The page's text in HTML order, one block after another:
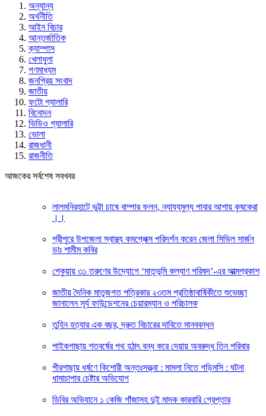
অন্যান্য
অর্থনীতি
আইন বিচার
আন্তর্জাতিক
ক্যাম্পাস
খেলাধুলা
গণমাধ্যম
জনপ্রিয় সংবাদ
জাতীয়
ফটো গ্যালারি
বিনোদন
ভিডিও গ্যালারি
ভোলা
রাজধানী
রাজনীতি
আজকের সর্বশেষ সবখবর
লালমনিরহাটে ভুট্টা চাষে বাম্পার ফলন, ন্যায্যমুল্য পাবার আশায় কৃষকেরা
।।
শ্রীপুরে উপজেলা স্বাস্থ্য কমপ্লেক্স পরিদর্শন করেন জেলা সিভিল সার্জন
ডাঃ শামীম কবির
পেকুয়ায় ৩১ তরুণের উদ্যোগে ‘মাতৃভূমি কল্যাণ পরিষদ’-এর আত্মপ্রকাশ
জাতীয় দৈনিক মাতৃজগত পত্রিকার ২৩তম প্রতিষ্ঠাবার্ষিকীতে শুভেচ্ছা
জানালেন সূর্য ফাউন্ডেশনের চেয়ারম্যান ও পরিচালক
তুহিন হত্যার এক বছর, দ্রুত বিচারের দাবিতে মানববন্ধন
পাইকগাছায় শতবর্ষের পথ হঠাৎ বন্ধ করে দেয়ায় অবরুদ্ধ তিন পরিবার
পীরগাছায় ধর্ষণে কিশোরী অন্তঃসত্ত্বা : মামলা নিতে গড়িমসি : ঘটনা
ধামাচাপার চেষ্টার অভিযোগ
ডিবির অভিযানে ১ কেজি গাঁজাসহ দুই মাদক কারবারি গ্রেপ্তার